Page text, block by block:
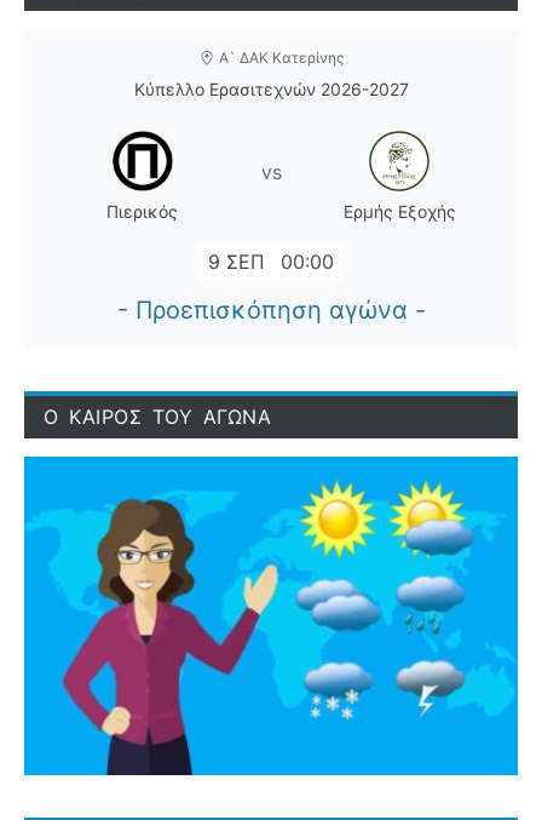
Α` ΔΑΚ Κατερίνης
Κύπελλο Ερασιτεχνών 2026-2027
Πιερικός
vs
Ερμής Εξοχής
9 ΣΕΠ 00:00
- Προεπισκόπηση αγώνα -
Ο ΚΑΙΡΟΣ ΤΟΥ ΑΓΩΝΑ